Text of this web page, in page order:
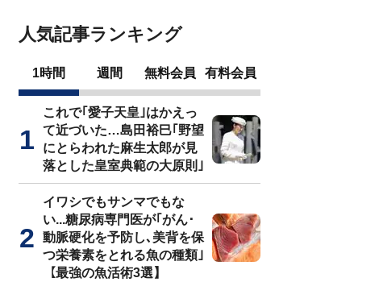
人気記事ランキング
1時間 週間 無料会員 有料会員
これで｢愛子天皇｣はかえっ
て近づいた…島田裕巳｢野望
にとらわれた麻生太郎が見
落とした皇室典範の大原則｣
イワシでもサンマでもな
い...糖尿病専門医が｢がん･
動脈硬化を予防し､美背を保
つ栄養素をとれる魚の種類｣
【最強の魚活術3選】